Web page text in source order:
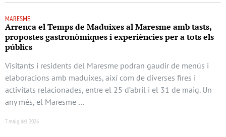
MARESME
Arrenca el Temps de Maduixes al Maresme amb tasts,
propostes gastronòmiques i experiències per a tots els
públics
Visitants i residents del Maresme podran gaudir de menús i
elaboracions amb maduixes, així com de diverses fires i
activitats relacionades, entre el 25 d’abril i el 31 de maig. Un
any més, el Maresme …
7 maig del 2026